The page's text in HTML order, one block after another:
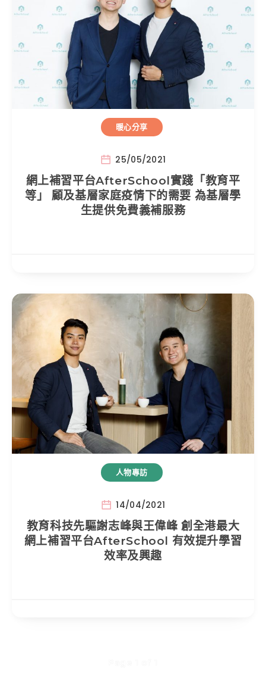
暖心分享
25/05/2021
網上補習平台AfterSchool實踐「教育平
等」 顧及基層家庭疫情下的需要 為基層學
生提供免費義補服務
人物專訪
14/04/2021
教育科技先驅謝志峰與王偉峰 創全港最大
網上補習平台AfterSchool 有效提升學習
效率及興趣